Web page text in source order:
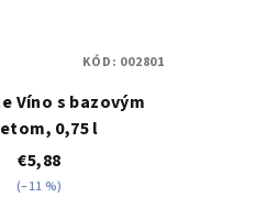
Víno s bazovým
0,75 l
€5,88
(–11 %)
KÓD: 002801